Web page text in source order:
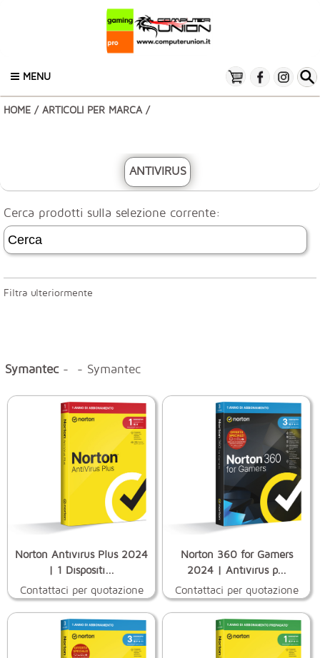
MENU
HOME / ARTICOLI PER MARCA /
ANTIVIRUS
Cerca prodotti sulla selezione corrente:
Filtra ulteriormente
Symantec- - Symantec
Norton Antivirus Plus 2024
| 1 Dispositi...
Contattaci per quotazione
Norton 360 for Gamers
2024 | Antivirus p...
Contattaci per quotazione